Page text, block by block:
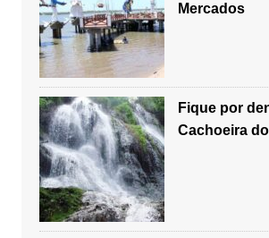
Mercados
Fique por
Cachoeira